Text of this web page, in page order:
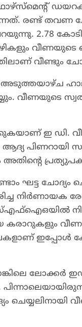
രണ്ട് തവണ
2.78
വീണയുടെ
വീണ്ടും
അടുത്തയാഴ്ച
വീണയുടെ
ഇ ഡി.
പിണറായി
അതിന്റെ
ഘട്ട ചോദ്യം
നിർണായക
ഇപ്പോൾ
ലോക്കർ